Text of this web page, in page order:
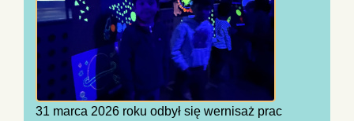
31 marca 2026 roku odbył się wernisaż prac